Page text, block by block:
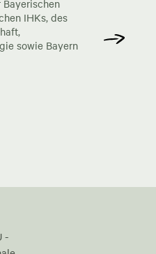
Bayerischen
IHKs, des
sowie Bayern
-